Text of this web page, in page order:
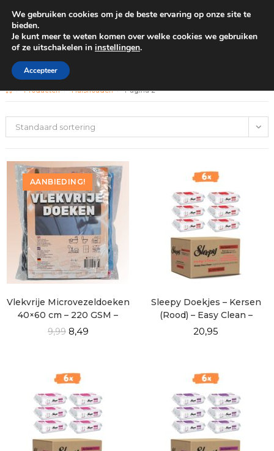
GRATIS BEZORGING VANAF €100
Huishouden
> Producten > Huishouden > Pagina 2
Standaard sortering
AANBIEDING!
Vlekvrije Microvezeldoeken
40×60 cm – 220 GSM –
Pluisvrij & Streeploos
9,99 8,49
Sleepy Doekjes – Kersen
(Rood) – Easy Clean –
DOOSVOORDEEL 6×100
20,95
We gebruiken cookies om je de beste ervaring op onze site te
bieden.
Je kunt meer te weten komen over welke cookies we gebruiken
of ze uitschakelen in instellingen.
Accepteer